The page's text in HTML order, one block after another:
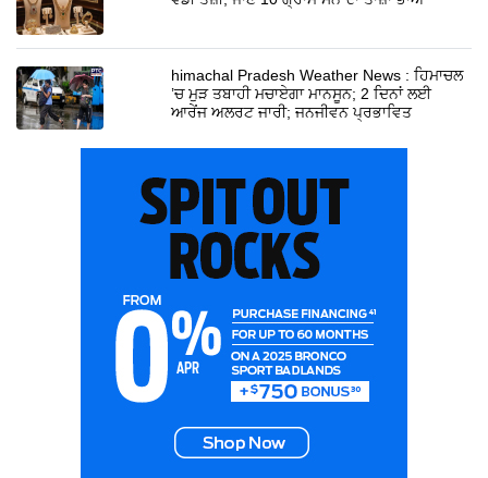
himachal Pradesh Weather News : ਹਿਮਾਚਲ
’ਚ ਮੁੜ ਤਬਾਹੀ ਮਚਾਏਗਾ ਮਾਨਸੂਨ; 2 ਦਿਨਾਂ ਲਈ
ਆਰੇਂਜ ਅਲਰਟ ਜਾਰੀ; ਜਨਜੀਵਨ ਪ੍ਰਭਾਵਿਤ